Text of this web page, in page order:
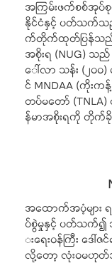
အကြမ်းဖက်စစ်အု
နိုင်ငံနှင့် ပတ်သက်သ
က်တိုက်ထုတ်ပြန်သည်။
အစိုးရ (NUG) သ
ေါ်လာ သန်း (၂၀၀)
င် MNDAA (ကိုးက
တပ်မတော်
န်မာအစိုးရကို တိုက်ခို
အထောက်အပံ့မျာ
ပ်စွဲမှုနှင့် ပတ်သက်၍ အ
းရေးဝန်ကြီး ဒေ
လို့တော့ လုံးဝမဟုတ်